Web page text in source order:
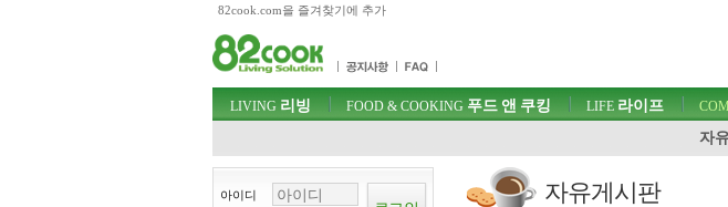
82cook.com을 즐겨찾기에 추가
주메뉴 바로가기
컨텐츠 바로가기
검색 바로가기
로그인 바로가기
주메뉴
LIVING 리빙 FOOD & COOKING 푸드 앤 쿠킹 LIFE 라이프
자
아이디 자유게시판